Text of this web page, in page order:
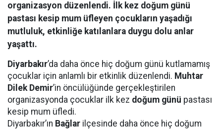
organizasyon düzenlendi. İlk kez doğum günü
pastası kesip mum üfleyen çocukların yaşadığı
mutluluk, etkinliğe katılanlara duygu dolu anlar
yaşattı.
Diyarbakır’da daha önce hiç doğum günü kutlamamış
çocuklar için anlamlı bir etkinlik düzenlendi. Muhtar
Dilek Demir’in öncülüğünde gerçekleştirilen
organizasyonda çocuklar ilk kez doğum günü pastası
kesip mum üfledi.
Diyarbakır’ın Bağlar ilçesinde daha önce hiç doğum